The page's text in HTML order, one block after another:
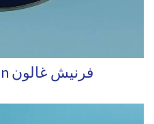
Varnish Gallon فرنيش غالون